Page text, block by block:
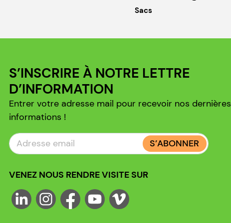
Sacs
S’INSCRIRE À NOTRE LETTRE
D’INFORMATION
Entrer votre adresse mail pour recevoir nos dernières
informations !
S’ABONNER
VENEZ NOUS RENDRE VISITE SUR